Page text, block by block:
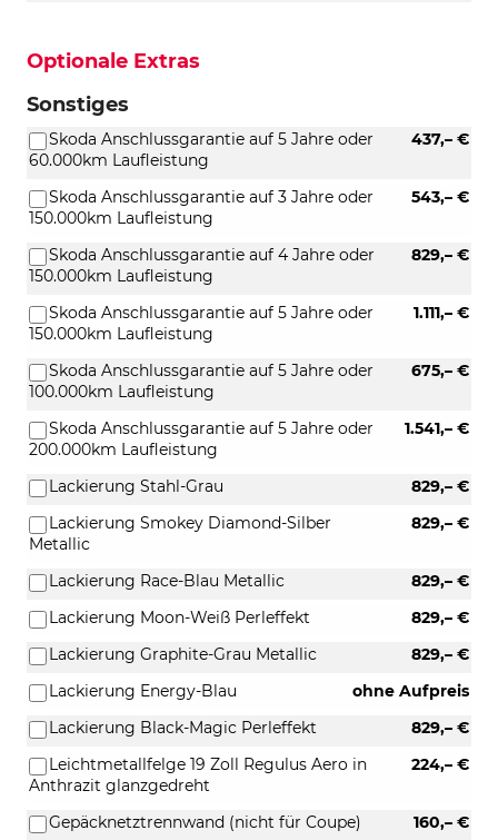
Optionale Extras
Sonstiges
437,– €
Skoda Anschlussgarantie auf 5 Jahre oder
60.000km Laufleistung
543,– €
Skoda Anschlussgarantie auf 3 Jahre oder
150.000km Laufleistung
829,– €
Skoda Anschlussgarantie auf 4 Jahre oder
150.000km Laufleistung
1.111,– €
Skoda Anschlussgarantie auf 5 Jahre oder
150.000km Laufleistung
675,– €
Skoda Anschlussgarantie auf 5 Jahre oder
100.000km Laufleistung
1.541,– €
Skoda Anschlussgarantie auf 5 Jahre oder
200.000km Laufleistung
829,– €
Lackierung Stahl-Grau
829,– €
Lackierung Smokey Diamond-Silber
Metallic
829,– €
Lackierung Race-Blau Metallic
829,– €
Lackierung Moon-Weiß Perleffekt
829,– €
Lackierung Graphite-Grau Metallic
ohne Aufpreis
Lackierung Energy-Blau
829,– €
Lackierung Black-Magic Perleffekt
224,– €
Leichtmetallfelge 19 Zoll Regulus Aero in
Anthrazit glanzgedreht
160,– €
Gepäcknetztrennwand (nicht für Coupe)